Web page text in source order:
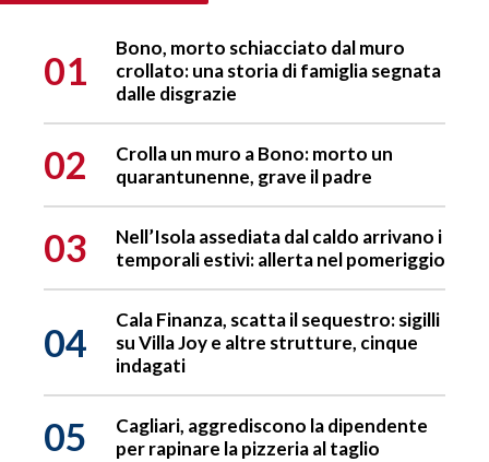
01
Bono, morto schiacciato dal muro
crollato: una storia di famiglia segnata
dalle disgrazie
02
Crolla un muro a Bono: morto un
quarantunenne, grave il padre
03
Nell’Isola assediata dal caldo arrivano i
temporali estivi: allerta nel pomeriggio
04
Cala Finanza, scatta il sequestro: sigilli
su Villa Joy e altre strutture, cinque
indagati
05
Cagliari, aggrediscono la dipendente
per rapinare la pizzeria al taglio